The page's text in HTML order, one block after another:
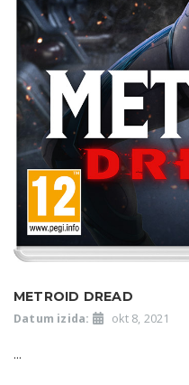
METROID DREAD
Datum izida: okt 8, 2021
...